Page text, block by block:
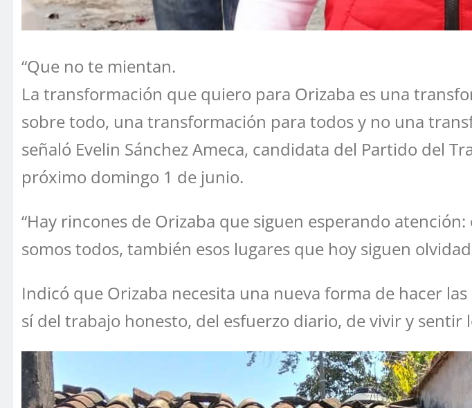
“Que no te mientan.
La transformación que quiero para Orizaba es una
sobre todo, una transformación para todos y no una
señaló Evelin Sánchez Ameca, candidata del Partido del
próximo domingo 1 de junio.
“Hay rincones de Orizaba que siguen esperando
somos todos, también esos lugares que hoy siguen
Indicó que Orizaba necesita una nueva forma de hacer
sí del trabajo honesto, del esfuerzo diario, de vivir y sentir